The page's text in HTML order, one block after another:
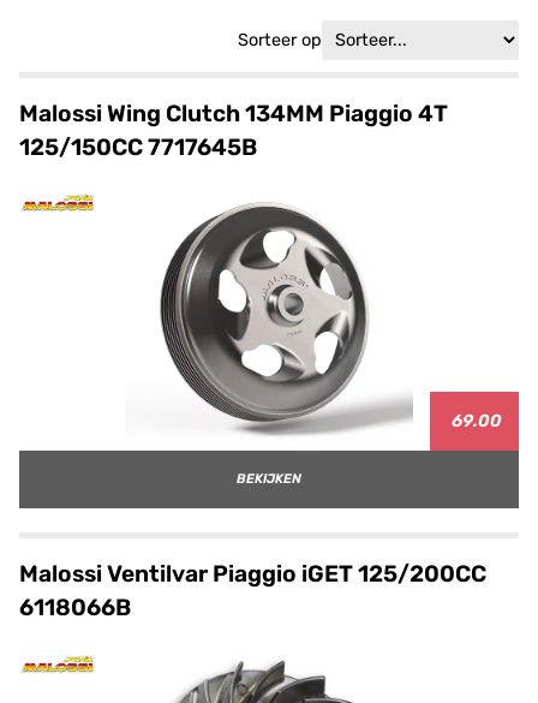
Sorteer op
Malossi Wing Clutch 134MM Piaggio 4T
125/150CC 7717645B
69.00
BEKIJKEN
Malossi Ventilvar Piaggio iGET 125/200CC
6118066B